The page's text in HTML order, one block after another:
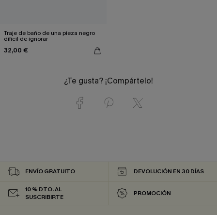
Traje de baño de una pieza negro
difícil de ignorar
32,00 €
¿Te gusta? ¡Compártelo!
ENVÍO GRATUITO DEVOLUCIÓN EN 30 DÍAS
10 % DTO. AL
SUSCRIBIRTE
PROMOCIÓN